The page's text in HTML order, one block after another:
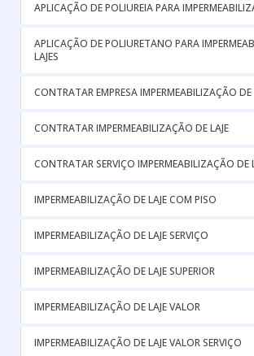
APLICAÇÃO DE POLIUREIA PARA
APLICAÇÃO DE POLIURETANO PARA
LAJES
CONTRATAR EMPRESA IMPERMEABILIZAÇÃO DE
CONTRATAR IMPERMEABILIZAÇÃO DE LAJE
CONTRATAR SERVIÇO IMPERMEABILIZAÇÃO DE
IMPERMEABILIZAÇÃO DE LAJE COM PISO
IMPERMEABILIZAÇÃO DE LAJE SERVIÇO
IMPERMEABILIZAÇÃO DE LAJE SUPERIOR
IMPERMEABILIZAÇÃO DE LAJE VALOR
IMPERMEABILIZAÇÃO DE LAJE VALOR SERVIÇO